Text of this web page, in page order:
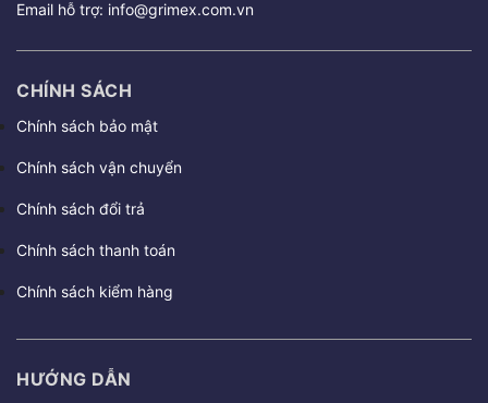
Email hỗ trợ: info@grimex.com.vn
CHÍNH SÁCH
Chính sách bảo mật
Chính sách vận chuyển
Chính sách đổi trả
Chính sách thanh toán
Chính sách kiểm hàng
HƯỚNG DẪN